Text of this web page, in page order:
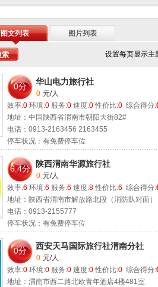
图文列表 图片列表
设置每页显示
0分 华山电力旅行社
0 元/人
效率:0 环境:0 服务:0 速度:0 性价比:0 综合得分:
地址：中国陕西省渭南市朝阳大街82#
电话：0913-2163456 2163455
停车状况：有免费停车位
6.4分 陕西渭南华源旅行社
0 元/人
效率:6 环境:6 服务:6 速度:8 性价比:6 综合得分:
地址：陕西省渭南市解放路北段（消防队对面）
电话：0913-2155777
停车状况：有免费停车位
推荐：国内旅游、特价机票、世园会门票
0分 西安天马国际旅行社渭南分社
0 元/人
效率:0 环境:0 服务:0 速度:0 性价比:0 综合得分:
地址：渭南市西二路北欧青年酒店4楼481室